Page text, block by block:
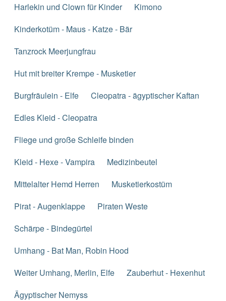
Harlekin und Clown für Kinder
Kimono
Kinderkotüm - Maus - Katze - Bär
Tanzrock Meerjungfrau
Hut mit breiter Krempe - Musketier
Burgfräulein - Elfe
Cleopatra - ägyptischer Kaftan
Edles Kleid - Cleopatra
Fliege und große Schleife binden
Kleid - Hexe - Vampira
Medizinbeutel
Mittelalter Hemd Herren
Musketierkostüm
Pirat - Augenklappe
Piraten Weste
Schärpe - Bindegürtel
Umhang - Bat Man, Robin Hood
Weiter Umhang, Merlin, Elfe
Zauberhut - Hexenhut
Ägyptischer Nemyss